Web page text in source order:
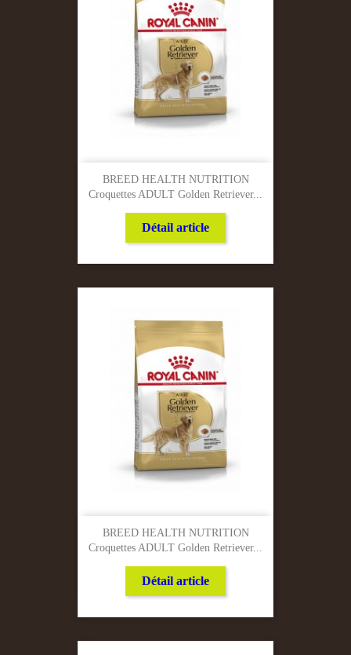
BREED HEALTH NUTRITION
Croquettes ADULT Golden Retriever...
Détail article
BREED HEALTH NUTRITION
Croquettes ADULT Golden Retriever...
Détail article